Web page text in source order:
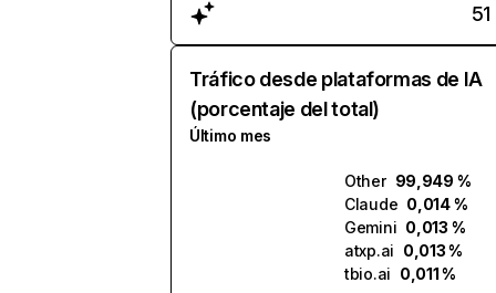
51
Tráfico desde plataformas de IA
(porcentaje del total)
Último mes
Other 99,949 %
Claude 0,014 %
Gemini 0,013 %
atxp.ai 0,013 %
tbio.ai 0,011 %